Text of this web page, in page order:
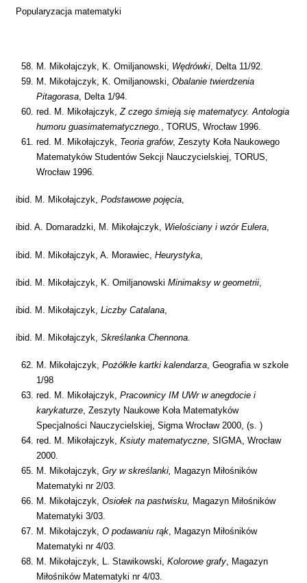
Popularyzacja matematyki
M. Mikołajczyk, K. Omiljanowski, Wędrówki, Delta 11/92.
M. Mikołajczyk, K. Omiljanowski, Obalanie twierdzenia
Pitagorasa, Delta 1/94.
red. M. Mikołajczyk,Z czego śmieją się matematycy. Antologia
humoru guasimatematycznego. , TORUS, Wrocław 1996.
red. M. Mikołajczyk, Teoria grafów, Zeszyty Koła Naukowego
Matematyków Studentów Sekcji Nauczycielskiej, TORUS,
Wrocław 1996.
ibid. M. Mikołajczyk, Podstawowe pojęcia,
ibid. A. Domaradzki, M. Mikołajczyk, Wielościany i wzór Eulera,
ibid. M. Mikołajczyk, A. Morawiec, Heurystyka
ibid. M. Mikołajczyk, K. Omiljanowski Minimaksy w geometrii
ibid. M. Mikołajczyk, Liczby Catalana,
ibid. M. Mikołajczyk, Skreślanka Chennona.
M. Mikołajczyk, Pożółkłe kartki kalendarza, Geografia w szkole
1/98
red. M. Mikołajczyk, Pracownicy IM UWr w anegdocie i
karykaturze, Zeszyty Naukowe Koła Matematyków
Specjalności Nauczycielskiej, Sigma Wrocław 2000, (s. )
red. M. Mikołajczyk, Ksiuty matematyczne, SIGMA, Wrocław
2000.
M. Mikołajczyk, Gry w skreślanki, Magazyn Miłośników
Matematyki nr 2/03.
M. Mikołajczyk, Osiołek na pastwisku, Magazyn Miłośników
Matematyki 3/03.
M. Mikołajczyk, O podawaniu rąk, Magazyn Miłośników
Matematyki nr 4/03.
M. Mikołajczyk, L. Stawikowski, Kolorowe grafy, Magazyn
Miłośników Matematyki nr 4/03.